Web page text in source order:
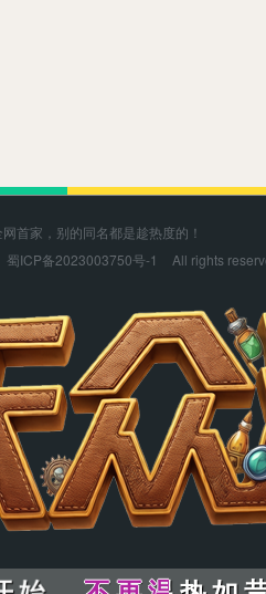
首家，别的同名都是趁热度的！
蜀ICP备2023003750号-1 All rights
谢您的支持